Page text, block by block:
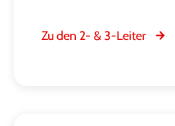
Zu den 2- & 3-Leiter